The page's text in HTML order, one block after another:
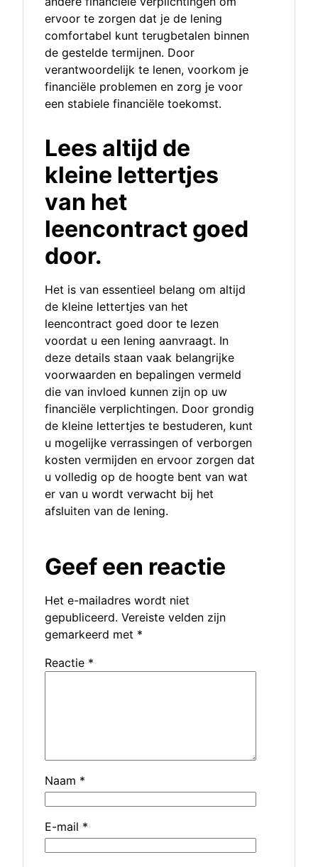
ervoor te zorgen dat je de lening
comfortabel kunt terugbetalen binnen
de gestelde termijnen. Door
verantwoordelijk te lenen, voorkom je
financiële problemen en zorg je voor
een stabiele financiële toekomst.
Lees altijd de
kleine lettertjes
van het
leencontract goed
door.
Het is van essentieel belang om altijd
de kleine lettertjes van het
leencontract goed door te lezen
voordat u een lening aanvraagt. In
deze details staan vaak belangrijke
voorwaarden en bepalingen vermeld
die van invloed kunnen zijn op uw
financiële verplichtingen. Door grondig
de kleine lettertjes te bestuderen, kunt
u mogelijke verrassingen of verborgen
kosten vermijden en ervoor zorgen dat
u volledig op de hoogte bent van wat
er van u wordt verwacht bij het
afsluiten van de lening.
Geef een reactie
Het e-mailadres wordt niet
gepubliceerd. Vereiste velden zijn
gemarkeerd met *
Reactie *
Naam *
E-mail *